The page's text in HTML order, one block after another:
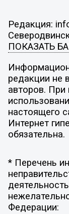
Редакция:
ПОКАЗАТЬ
редакции не
авторов. При
настоящего
Интернет
обязательна.
* Перечень
Федерации: